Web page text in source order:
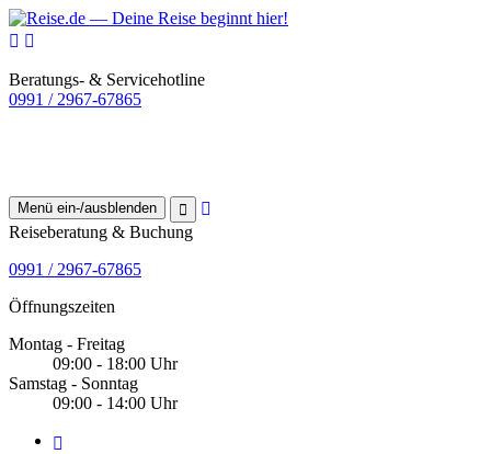
Beratungs- & Servicehotline
0991 / 2967-67865
Menü ein-/ausblenden
Reiseberatung & Buchung
0991 / 2967-67865
Öffnungszeiten
Montag - Freitag
09:00 - 18:00 Uhr
Samstag - Sonntag
09:00 - 14:00 Uhr